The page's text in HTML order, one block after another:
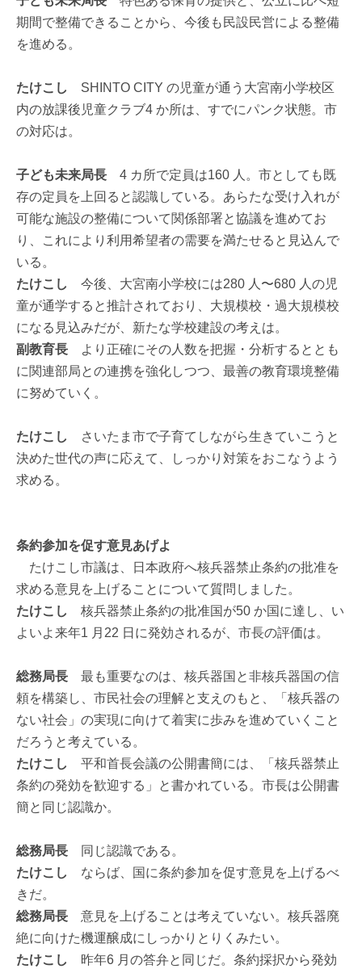
期間で整備できることから、今後も民設民営による整備
を進める。
たけこし
SHINTO CITY の児童が通う大宮南小学校区
内の放課後児童クラブ4 か所は、すでにパンク状態。市
の対応は。
子ども未来局長 4 カ所で定員は160 人。市としても既
存の定員を上回ると認識している。あらたな受け入れが
可能な施設の整備について関係部署と協議を進めてお
り、これにより利用希望者の需要を満たせると見込んで
いる。
たけこし
今後、大宮南小学校には280 人〜680 人の児
童が通学すると推計されており、大規模校・過大規模校
になる見込みだが、新たな学校建設の考えは。
副教育長 より正確にその人数を把握・分析するととも
に関連部局との連携を強化しつつ、最善の教育環境整備
に努めていく。
たけこし
さいたま市で子育てしながら生きていこうと
決めた世代の声に応えて、しっかり対策をおこなうよう
求める。
条約参加を促す意見あげよ
たけこし市議は、日本政府へ核兵器禁止条約の批准を
求める意見を上げることについて質問しました。
たけこし
核兵器禁止条約の批准国が50 か国に達し、い
よいよ来年1 月22 日に発効されるが、市長の評価は。
総務局長 最も重要なのは、核兵器国と非核兵器国の信
頼を構築し、市民社会の理解と支えのもと、「核兵器の
ない社会」の実現に向けて着実に歩みを進めていくこと
だろうと考えている。
たけこし
平和首長会議の公開書簡には、「核兵器禁止
条約の発効を歓迎する」と書かれている。市長は公開書
簡と同じ認識か。
総務局長 同じ認識である。
たけこし
ならば、国に条約参加を促す意見を上げるべ
きだ。
総務局長 意見を上げることは考えていない。核兵器廃
絶に向けた機運醸成にしっかりとりくみたい。
たけこし
昨年6 月の答弁と同じだ。条約採択から発効